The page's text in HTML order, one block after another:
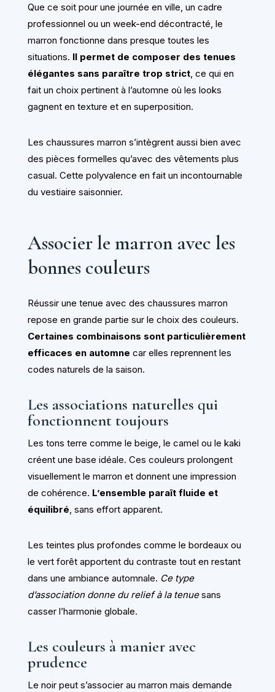
Que ce soit pour une journée en ville, un cadre
professionnel ou un week-end décontracté, le
marron fonctionne dans presque toutes les
situations. Il permet de composer des tenues
élégantes sans paraître trop strict, ce qui en
fait un choix pertinent à l’automne où les looks
gagnent en texture et en superposition.
Les chaussures marron s’intègrent aussi bien avec
des pièces formelles qu’avec des vêtements plus
casual. Cette polyvalence en fait un incontournable
du vestiaire saisonnier.
Associer le marron avec les
bonnes couleurs
Réussir une tenue avec des chaussures marron
repose en grande partie sur le choix des couleurs.
Certaines combinaisons sont particulièrement
efficaces en automne car elles reprennent les
codes naturels de la saison.
Les associations naturelles qui
fonctionnent toujours
Les tons terre comme le beige, le camel ou le kaki
créent une base idéale. Ces couleurs prolongent
visuellement le marron et donnent une impression
de cohérence. L’ensemble paraît fluide et
équilibré, sans effort apparent.
Les teintes plus profondes comme le bordeaux ou
le vert forêt apportent du contraste tout en restant
dans une ambiance automnale. Ce type
d’association donne du relief à la tenuesans
casser l’harmonie globale.
Les couleurs à manier avec
prudence
Le noir peut s’associer au marron mais demande